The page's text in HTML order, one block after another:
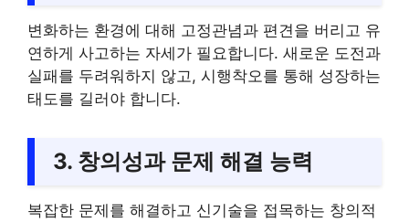
변화하는 환경에 대해 고정관념과 편견을 버리고 유
연하게 사고하는 자세가 필요합니다. 새로운 도전과
실패를 두려워하지 않고, 시행착오를 통해 성장하는
태도를 길러야 합니다.
3. 창의성과 문제 해결 능력
복잡한 문제를 해결하고 신기술을 접목하는 창의적